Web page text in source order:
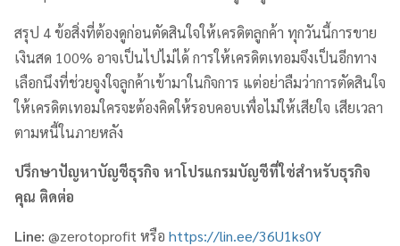
สรุป 4 ข้อสิ่งที่ต้องดูก่อนตัดสินใจให้เครดิตลูกค้า ทุกวันนี้การขาย
เงินสด 100% อาจเป็นไปไม่ได้ การให้เครดิตเทอมจึงเป็นอีกทาง
เลือกนึงที่ช่วยจูงใจลูกค้าเข้ามาในกิจการ แต่อย่าลืมว่าการตัดสินใจ
ให้เครดิตเทอมใครจะต้องคิดให้รอบคอบเพื่อไม่ให้เสียใจ เสียเวลา
ตามหนี้ในภายหลัง
ปรึกษาปัญหาบัญชีธุรกิจ หาโปรแกรมบัญชีที่ใช่สำหรับธุรกิจ
คุณ ติดต่อ
Line: @zerotoprofit หรือ https://lin.ee/36U1ks0Y